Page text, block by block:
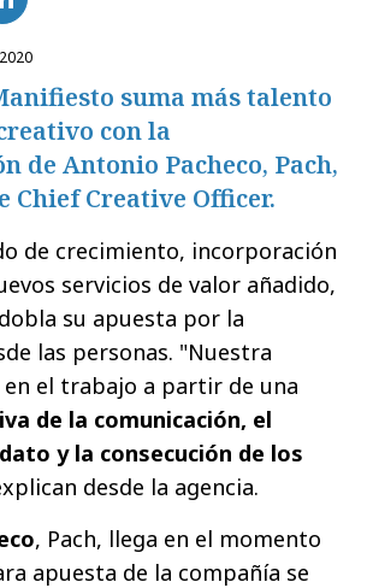
suma más talento
con la
de Antonio Pacheco, Pach,
Chief Creative Officer.
de crecimiento, incorporación
servicios de valor añadido,
su apuesta por la
las personas. "Nuestra
en el trabajo a partir de una
de la comunicación, el
y la consecución de los
desde la agencia.
, Pach, llega en el momento
apuesta de la compañía se